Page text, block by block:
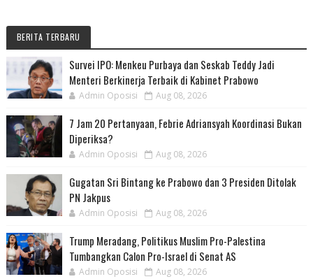
BERITA TERBARU
Survei IPO: Menkeu Purbaya dan Seskab Teddy Jadi
Menteri Berkinerja Terbaik di Kabinet Prabowo
Admin Oposisi Aug 08, 2026
7 Jam 20 Pertanyaan, Febrie Adriansyah Koordinasi Bukan
Diperiksa?
Admin Oposisi Aug 08, 2026
Gugatan Sri Bintang ke Prabowo dan 3 Presiden Ditolak
PN Jakpus
Admin Oposisi Aug 08, 2026
Trump Meradang, Politikus Muslim Pro-Palestina
Tumbangkan Calon Pro-Israel di Senat AS
Admin Oposisi Aug 08, 2026